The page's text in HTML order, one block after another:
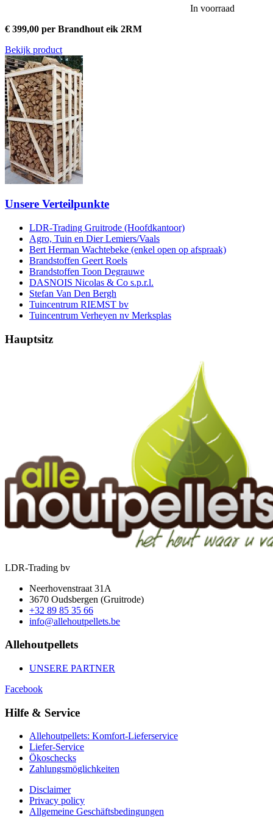
In voorraad
€ 399,00 per Brandhout eik 2RM
Bekijk product
Unsere Verteilpunkte
LDR-Trading Gruitrode (Hoofdkantoor)
Agro, Tuin en Dier Lemiers/Vaals
Bert Herman Wachtebeke (enkel open op afspraak)
Brandstoffen Geert Roels
Brandstoffen Toon Degrauwe
DASNOIS Nicolas & Co s.p.r.l.
Stefan Van Den Bergh
Tuincentrum RIEMST bv
Tuincentrum Verheyen nv Merksplas
Hauptsitz
LDR-Trading bv
Neerhovenstraat 31A
3670 Oudsbergen (Gruitrode)
+32 89 85 35 66
info@allehoutpellets.be
Allehoutpellets
UNSERE PARTNER
Facebook
Hilfe & Service
Allehoutpellets: Komfort-Lieferservice
Liefer-Service
Ökoschecks
Zahlungsmöglichkeiten
Disclaimer
Privacy policy
Allgemeine Geschäftsbedingungen